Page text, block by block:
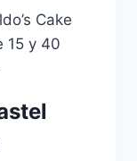
Cake
15 y 40